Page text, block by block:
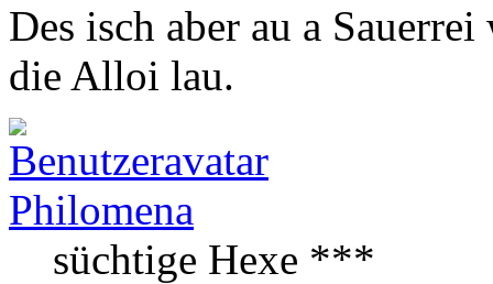
Des isch aber au a
die Alloi lau.
Philomena
süchtige Hexe ***